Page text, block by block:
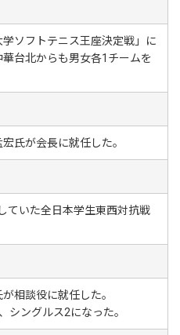
ソフトテニス王座決定戦」に
台北からも男女各1チームを
氏が会長に就任した。
ていた全日本学生東西対抗戦
相談役に就任した。
シングルス2になった。